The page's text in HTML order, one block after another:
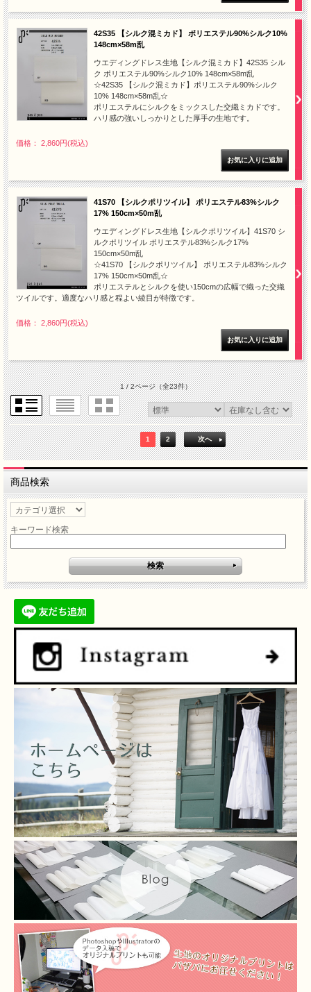
42S35 【シルク混ミカド】 ポリエステル90%シルク10%
148cm×58m乱
ウエディングドレス生地【シルク混ミカド】42S35 シル
ク ポリエステル90%シルク10% 148cm×58m乱
☆42S35 【シルク混ミカド】ポリエステル90%シルク
10% 148cm×58m乱☆
ポリエステルにシルクをミックスした交織ミカドです。
ハリ感の強いしっかりとした厚手の生地です。
価格： 2,860円(税込)
41S70 【シルクポリツイル】 ポリエステル83%シルク
17% 150cm×50m乱
ウエディングドレス生地【シルクポリツイル】41S70 シ
ルクポリツイル ポリエステル83%シルク17%
150cm×50m乱
☆41S70 【シルクポリツイル】 ポリエステル83%シルク
17% 150cm×50m乱☆
ポリエステルとシルクを使い150cmの広幅で織った交織
ツイルです。適度なハリ感と程よい綾目が特徴です。
価格： 2,860円(税込)
1 / 2ページ（全23件）
1 2 次へ
商品検索
キーワード検索